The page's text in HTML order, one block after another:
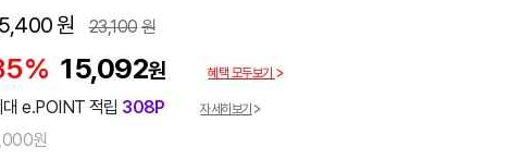
원 23,100원
15,092원 혜택 모두보기
대 e.POINT 적립 308P 자세히보기
원